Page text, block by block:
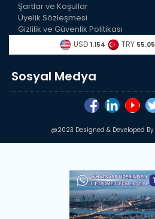
Şartlar ve Koşullar
Üyelik Sözleşmesi
Gizlilik ve Güvenlik Politikası
USD 1.154 TRY
Sosyal Medya
@2023 Designed & Developed